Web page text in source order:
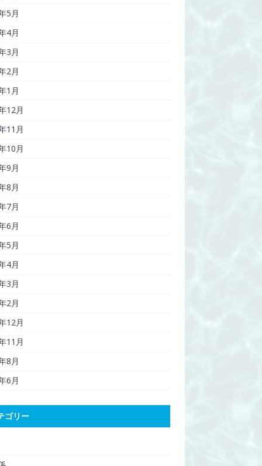
5月
4月
3月
2月
1月
12月
11月
10月
9月
8月
7月
6月
5月
4月
3月
2月
12月
11月
8月
6月
ゴリー